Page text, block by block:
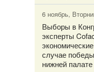
6 ноябрь,
Выборы в
эксперты
случае
нижней палате